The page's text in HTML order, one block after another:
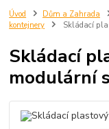
Úvod Dům a Zahrada
kontejnery
Skládací
Skládací
modulární